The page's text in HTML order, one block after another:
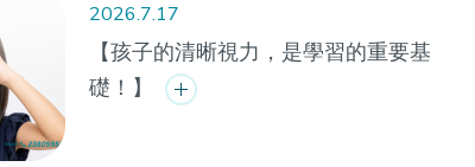
2026.7.17
【孩子的清晰視力，是學習的重要基
礎！】